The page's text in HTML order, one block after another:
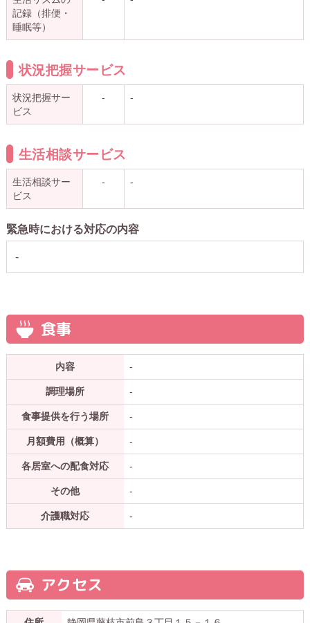
記録（排便・
睡眠等）
状況把握サービス
状況把握サー
ビス
- -
生活相談サービス
生活相談サー
ビス
- -
緊急時における対応の内容
-
食事
内容 -
調理場所 -
食事提供を行う場所 -
月額費用（概算） -
各居室への配食対応 -
その他 -
介護職対応 -
アクセス